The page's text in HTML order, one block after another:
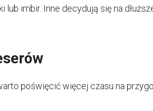
imbir. Inne decydują się na
poświęcić więcej czasu na